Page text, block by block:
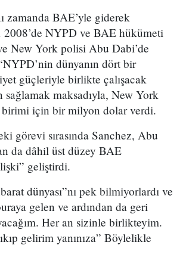
zamanda BAE’yle giderek
2008’de NYPD ve BAE hükümeti
New York polisi Abu Dabi’de
dünyanın dört bir
güçleriyle birlikte çalışacak
maksadıyla, New York
birimi için bir milyon dolar verdi.
görevi sırasında Sanchez, Abu
da dâhil üst düzey BAE
geliştirdi.
dünyası”nı pek bilmiyorlardı ve
gelen ve ardından da geri
Her an sizinle birlikteyim.
gelirim yanınıza” Böylelikle